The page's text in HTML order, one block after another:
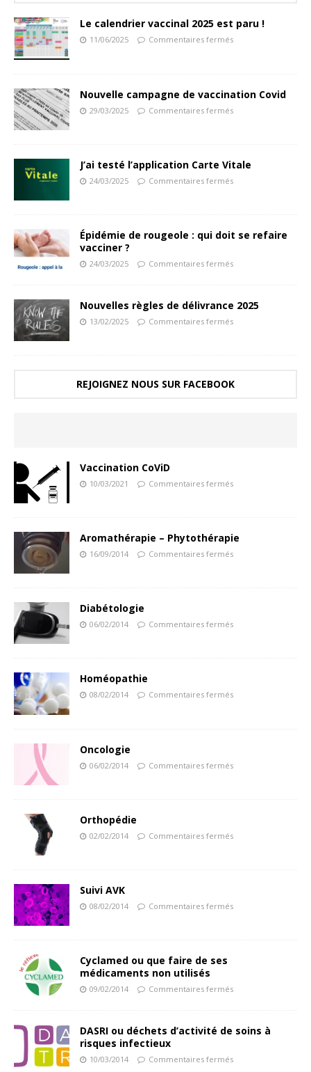
Le calendrier vaccinal 2025 est paru !
11/06/2025 Commentaires fermés
Nouvelle campagne de vaccination Covid
29/03/2025 Commentaires fermés
J’ai testé l’application Carte Vitale
24/03/2025 Commentaires fermés
Épidémie de rougeole : qui doit se refaire
vacciner ?
24/03/2025 Commentaires fermés
Nouvelles règles de délivrance 2025
13/02/2025 Commentaires fermés
REJOIGNEZ NOUS SUR FACEBOOK
Vaccination CoViD
10/03/2021 Commentaires fermés
Aromathérapie – Phytothérapie
16/09/2014 Commentaires fermés
Diabétologie
06/02/2014 Commentaires fermés
Homéopathie
08/02/2014 Commentaires fermés
Oncologie
06/02/2014 Commentaires fermés
Orthopédie
02/02/2014 Commentaires fermés
Suivi AVK
08/02/2014 Commentaires fermés
Cyclamed ou que faire de ses
médicaments non utilisés
09/02/2014 Commentaires fermés
DASRI ou déchets d’activité de soins à
risques infectieux
10/03/2014 Commentaires fermés